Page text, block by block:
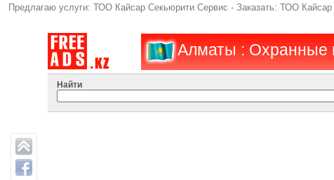
Предлагаю услуги: ТОО Кайсар Секьюрити Сервис - Заказать: ТОО
Алматы : Охранные
Найти